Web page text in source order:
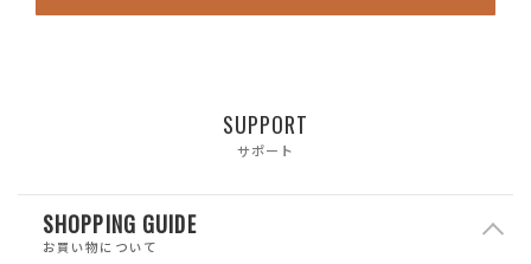
SUPPORT
サポート
SHOPPING GUIDE
お買い物について